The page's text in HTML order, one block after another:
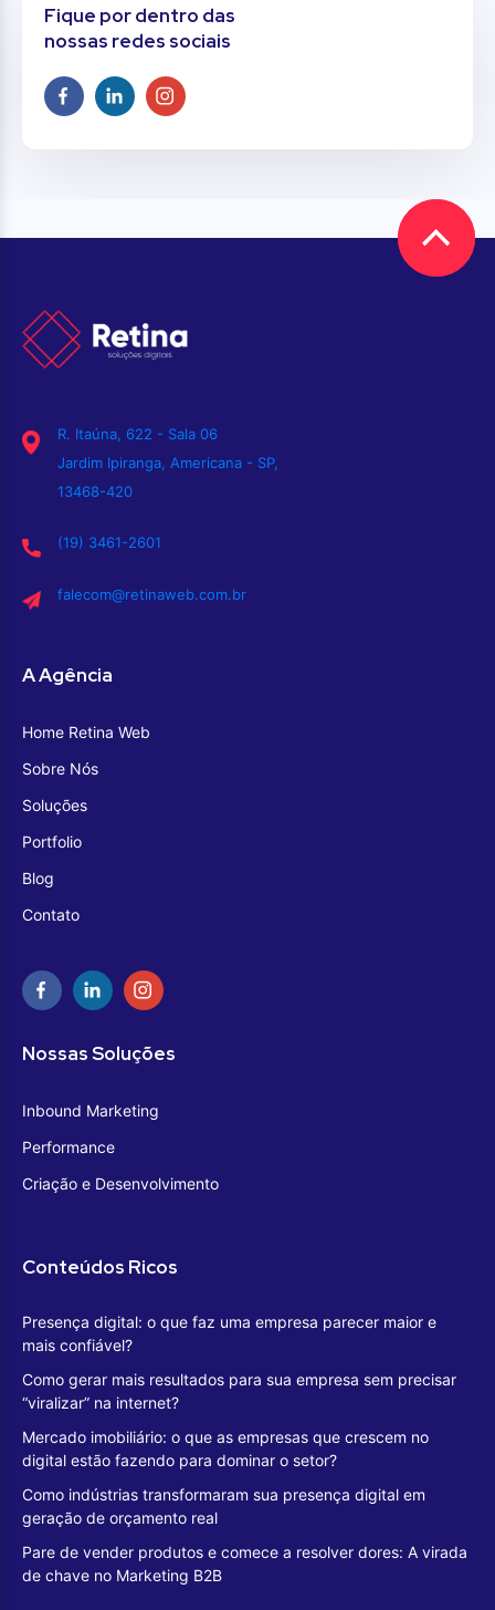
Fique por dentro das
nossas redes sociais
R. Itaúna, 622 - Sala 06
Jardim Ipiranga, Americana - SP,
13468-420
(19) 3461-2601
falecom@retinaweb.com.br
A Agência
Home Retina Web
Sobre Nós
Soluções
Portfolio
Blog
Contato
Nossas Soluções
Inbound Marketing
Performance
Criação e Desenvolvimento
Conteúdos Ricos
Presença digital: o que faz uma empresa parecer maior e
mais confiável?
Como gerar mais resultados para sua empresa sem precisar
“viralizar” na internet?
Mercado imobiliário: o que as empresas que crescem no
digital estão fazendo para dominar o setor?
Como indústrias transformaram sua presença digital em
geração de orçamento real
Pare de vender produtos e comece a resolver dores: A virada
de chave no Marketing B2B